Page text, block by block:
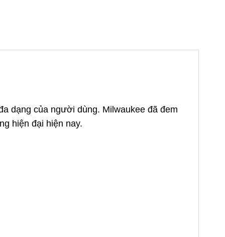
dạng của người dùng. Milwaukee đã đem
hiện đại hiện nay.